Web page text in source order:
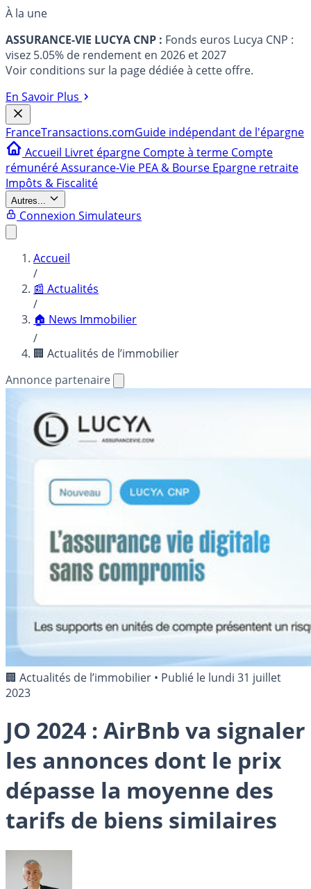
À la une
ASSURANCE-VIE LUCYA CNP : Fonds euros Lucya CNP :
visez 5.05% de rendement en 2026 et 2027
Voir conditions sur la page dédiée à cette offre.
En Savoir Plus
FranceTransactions.comGuide indépendant de l'épargne
Accueil Livret épargne Compte à terme Compte
rémunéréAssurance-Vie PEA & Bourse Epargne retraite
Impôts & Fiscalité
Autres...
Connexion Simulateurs
Accueil
/
📰 Actualités
/
🏠 News Immobilier
/
🏢 Actualités de l’immobilier
Annonce partenaire
🏢 Actualités de l’immobilier • Publié le lundi 31 juillet
2023
JO 2024 : AirBnb va signaler
les annonces dont le prix
dépasse la moyenne des
tarifs de biens similaires